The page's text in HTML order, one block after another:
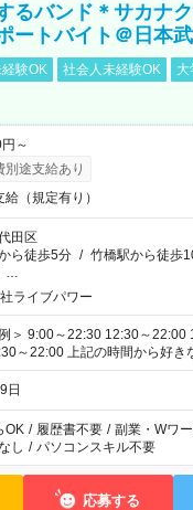
るバンド＊サカナ
ートバイト＠日本
験OK 社会人未経験OK
大
～
別途支給あり
給（規定有り）
田区
ら徒歩5分 / 竹橋駅から徒歩
…
ライブパワー
＞ 9:00～22:30 12:30～22:00
から好きな時間を選べます！ ※
となる可能性があります
日
OK / 履歴書不要 / 副業・Wワ
し / パソコンスキル不要
応募する